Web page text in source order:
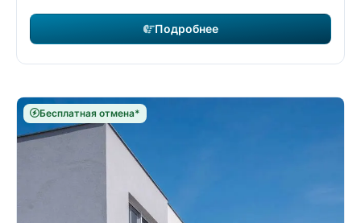
Подробнее
Бесплатная отмена*